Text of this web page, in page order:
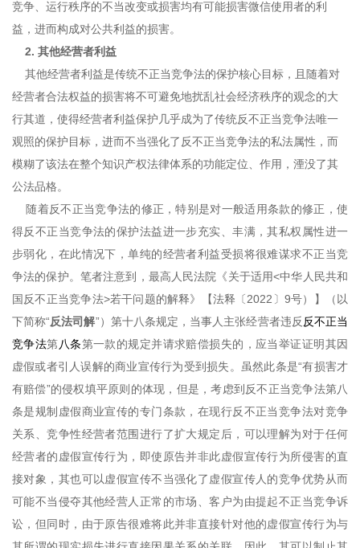
竞争、运行秩序的不当改变或损害均有可能损害微信使用者的利
益，进而构成对公共利益的损害。
2. 其他经营者利益
其他经营者利益是传统不正当竞争法的保护核心目标，且随着对
经营者合法权益的损害将不可避免地扰乱社会经济秩序的观念的大
行其道，使得经营者利益保护几乎成为了传统反不正当竞争法唯一
观照的保护目标，进而不当强化了反不正当竞争法的私法属性，而
模糊了该法在整个知识产权法律体系的功能定位、作用，湮没了其
公法品格。
随着反不正当竞争法的修正，特别是对一般适用条款的修正，使
得反不正当竞争法的保护法益进一步充实、丰满，其私权属性进一
步弱化，在此情况下，单纯的经营者利益受损将很难谋求不正当竞
争法的保护。笔者注意到，最高人民法院《关于适用<中华人民共和
国反不正当竞争法>若干问题的解释》【法释〔2022〕9号）】（以
下简称“反法司解”）第十八条规定，当事人主张经营者违反 反不正当
竞争法第八条第一款的规定并请求赔偿损失的，应当举证证明其因
虚假或者引人误解的商业宣传行为受到损失。虽然此条是“有损害才
有赔偿”的侵权填平原则的体现，但是，考虑到反不正当竞争法第八
条是规制虚假商业宣传的专门条款，在现行反不正当竞争法对竞争
关系、竞争性经营者范围进行了扩大规定后，可以理解为对于任何
经营者的虚假宣传行为，即使原告并非此虚假宣传行为所侵害的直
接对象，其也可以虚假宣传不当强化了虚假宣传人的竞争优势从而
可能不当侵夺其他经营人正常的市场、客户为由提起不正当竞争诉
讼，但同时，由于原告很难将此并非直接针对他的虚假宣传行为与